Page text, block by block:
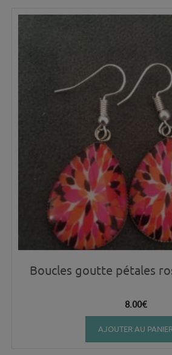
Boucles goutte pétales
8.00€
AJOUTER AU